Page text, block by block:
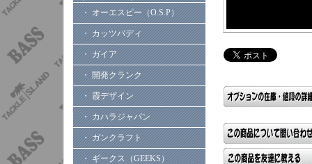
・ オーエスピー（O.S.P）
・ カッツバディ
・ ガイア
・ 開発クランク
・ 霞デザイン
・ カハラジャパン
・ ガンクラフト
・ ギークス（GEEKS）